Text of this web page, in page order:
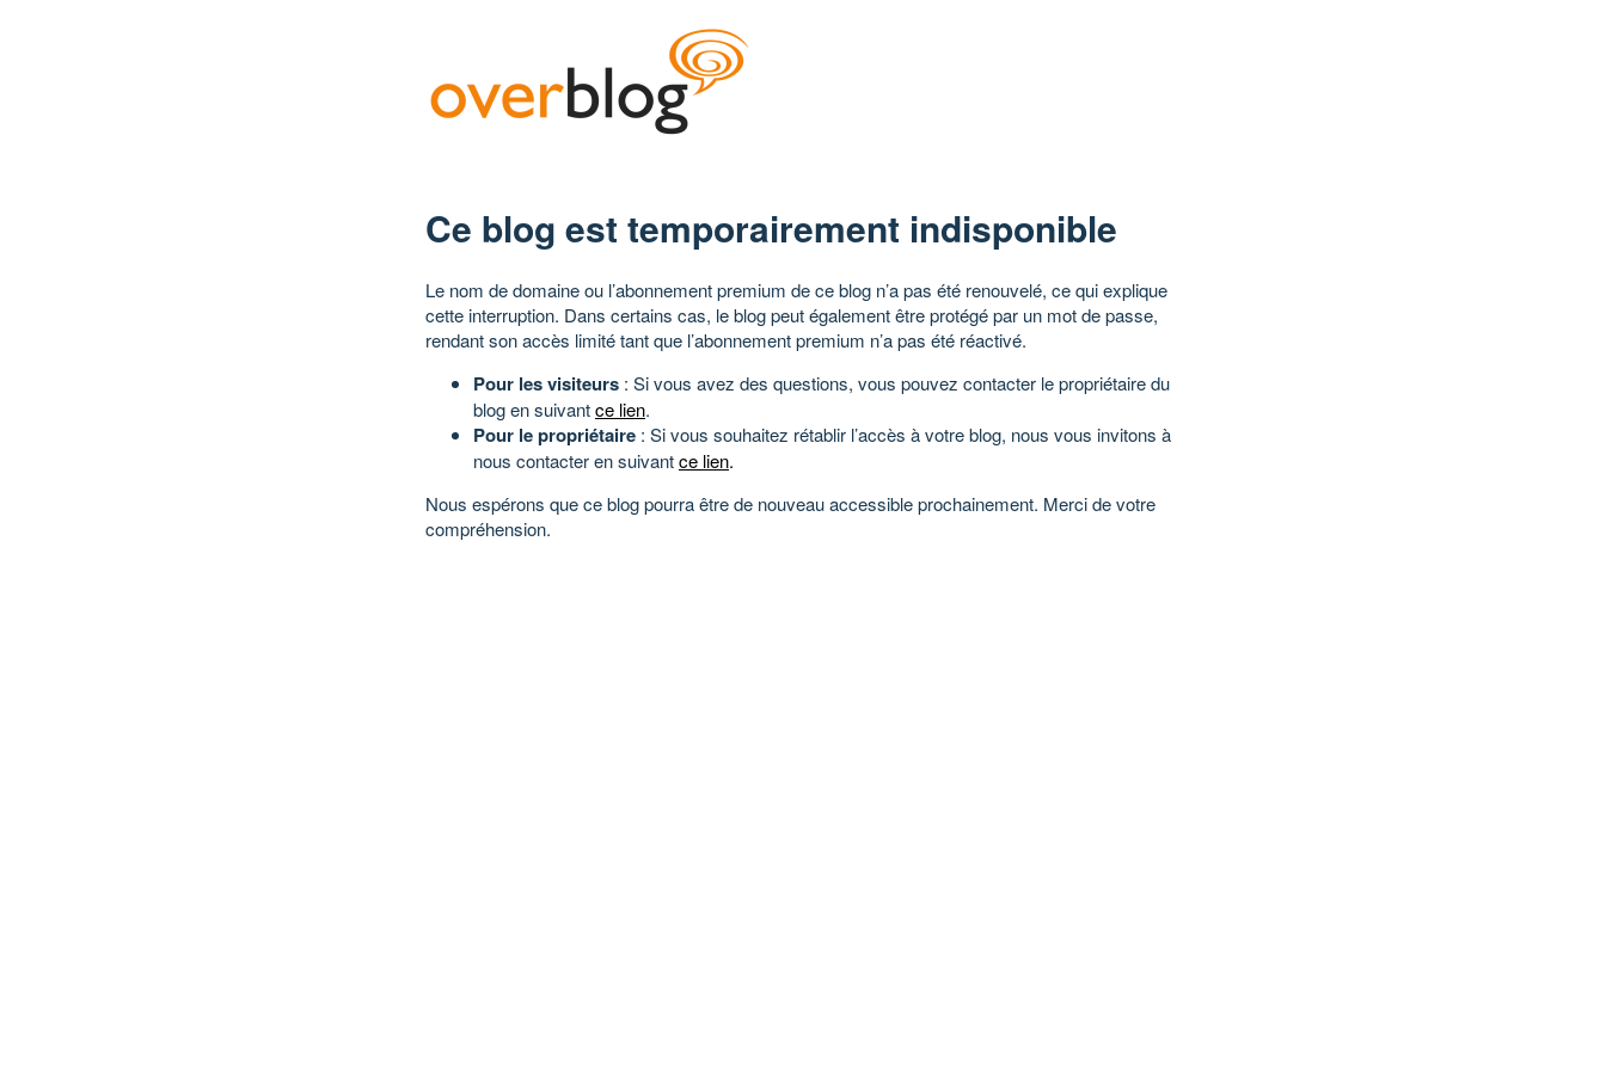
Ce blog est temporairement indisponible
Le nom de domaine ou l’abonnement premium de ce blog n’a pas été renouvelé, ce qui explique
cette interruption. Dans certains cas, le blog peut également être protégé par un mot de passe,
rendant son accès limité tant que l’abonnement premium n’a pas été réactivé.
Pour les visiteurs : Si vous avez des questions, vous pouvez contacter le propriétaire du
blog en suivantce lien.
Pour le propriétaire : Si vous souhaitez rétablir l’accès à votre blog, nous vous invitons à
nous contacter en suivantce lien.
Nous espérons que ce blog pourra être de nouveau accessible prochainement. Merci de votre
compréhension.